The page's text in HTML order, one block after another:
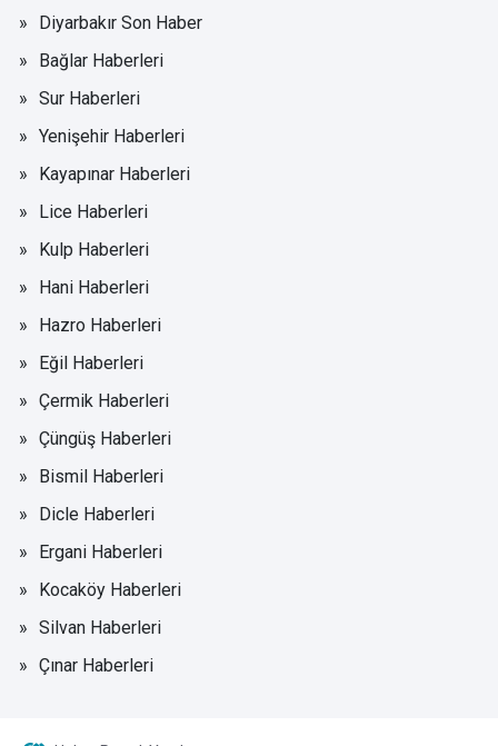
Diyarbakır Son Haber
Bağlar Haberleri
Sur Haberleri
Yenişehir Haberleri
Kayapınar Haberleri
Lice Haberleri
Kulp Haberleri
Hani Haberleri
Hazro Haberleri
Eğil Haberleri
Çermik Haberleri
Çüngüş Haberleri
Bismil Haberleri
Dicle Haberleri
Ergani Haberleri
Kocaköy Haberleri
Silvan Haberleri
Çınar Haberleri